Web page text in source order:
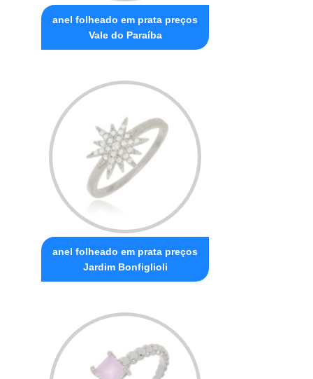
anel folheado em prata preços
Vale do Paraíba
anel folheado em prata preços
Jardim Bonfiglioli